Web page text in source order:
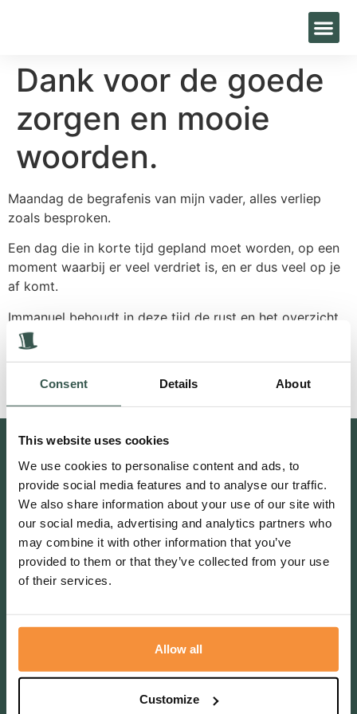
Consent Details About
This website uses cookies
We use cookies to personalise content and ads, to
provide social media features and to analyse our traffic.
We also share information about your use of our site with
our social media, advertising and analytics partners who
may combine it with other information that you’ve
provided to them or that they’ve collected from your use
of their services.
Allow all
Customize
Dank voor de goede
zorgen en mooie
woorden.
Maandag de begrafenis van mijn vader, alles verliep
zoals besproken.
Een dag die in korte tijd gepland moet worden, op een
moment waarbij er veel verdriet is, en er dus veel op je
af komt.
Immanuel behoudt in deze tijd de rust en het overzicht
en staat dag en nacht voor je klaar.
Dank voor de goede zorgen en mooie woorden.
Contact
Bakkersweg 27, 3781GN Voorthuizen
0342 47 25 96
info@livestro-uitvaartzorg.nl
Postbus 1, 3880 AA Putten
Volg ons ook op social media